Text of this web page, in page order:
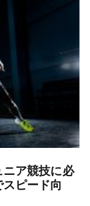
ア競技に必
ピード向